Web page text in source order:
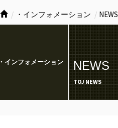
・インフォメーション NEWS
・インフォメーション NEWS
TOJ NEWS